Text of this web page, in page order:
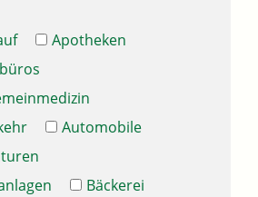
Apotheken
Automobile
Bäckerei